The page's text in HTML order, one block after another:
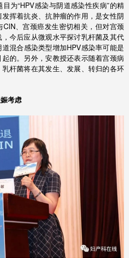
为“HPV感染与阴道感染性疾病”的精
挥着抗炎、抗肿瘤的作用，是女性阴
、宫颈癌发生密切相关，但对宫颈
今后应从微观水平探讨乳杆菌及其代
混合感染类型增加HPV感染率可能是
的。另外，安教授还表示随着宫颈病
杆菌将在其发生、发展、转归的各环
考虑